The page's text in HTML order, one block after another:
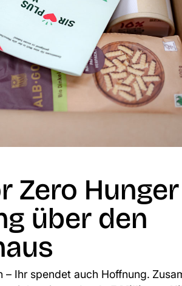
Zero
über den
– Ihr spendet auch Hoffnung.